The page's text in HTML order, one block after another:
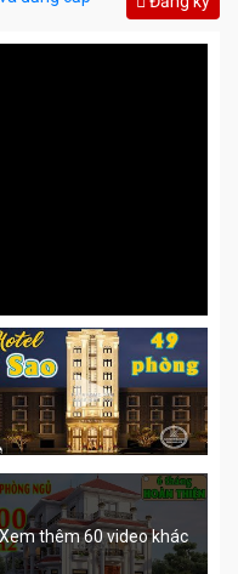
thêm 60 video khác